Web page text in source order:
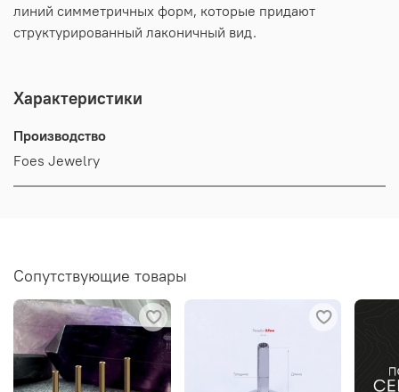
линий симметричных форм, которые придают
структурированный лаконичный вид.
Характеристики
Производство
Foes Jewelry
Сопутствующие товары